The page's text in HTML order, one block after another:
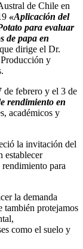
de Chile en
«Aplicación del
para evaluar
de papa en
que dirige el Dr.
y
de febrero y el 3 de
rendimiento en
académicos y
la invitación del
establecer
rendimiento para
la demanda
también protejamos
como el suelo y